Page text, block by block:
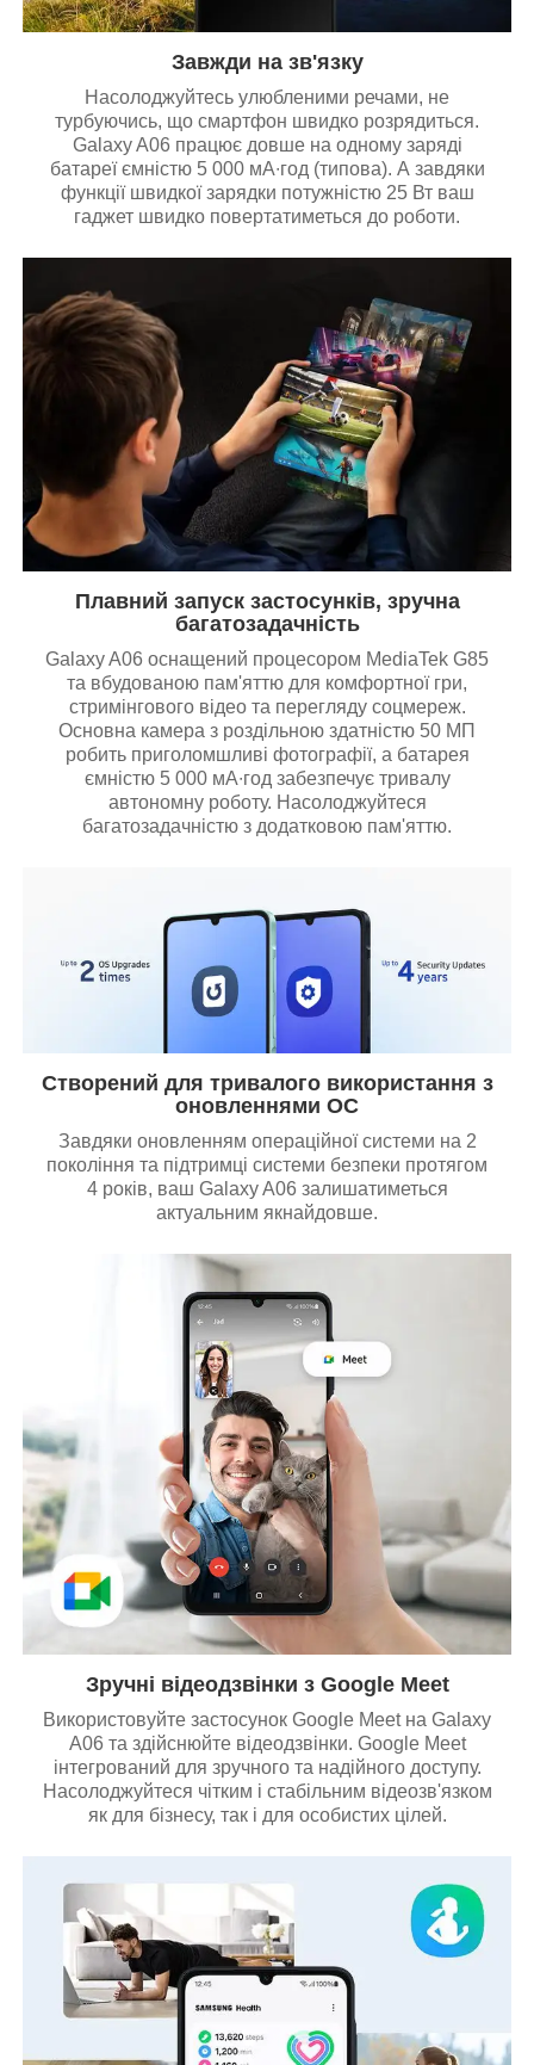
Завжди на зв'язку
Насолоджуйтесь улюбленими речами, не
турбуючись, що смартфон швидко розрядиться.
Galaxy A06 працює довше на одному заряді
батареї ємністю 5 000 мА∙год (типова). А завдяки
функції швидкої зарядки потужністю 25 Вт ваш
гаджет швидко повертатиметься до роботи.
Плавний запуск застосунків, зручна
багатозадачність
Galaxy A06 оснащений процесором MediaTek G85
та вбудованою пам'яттю для комфортної гри,
стримінгового відео та перегляду соцмереж.
Основна камера з роздільною здатністю 50 МП
робить приголомшливі фотографії, а батарея
ємністю 5 000 мА∙год забезпечує тривалу
автономну роботу. Насолоджуйтеся
багатозадачністю з додатковою пам'яттю.
Створений для тривалого використання з
оновленнями ОС
Завдяки оновленням операційної системи на 2
покоління та підтримці системи безпеки протягом
4 років, ваш Galaxy A06 залишатиметься
актуальним якнайдовше.
Зручні відеодзвінки з Google Meet
Використовуйте застосунок Google Meet на Galaxy
A06 та здійснюйте відеодзвінки. Google Meet
інтегрований для зручного та надійного доступу.
Насолоджуйтеся чітким і стабільним відеозв'язком
як для бізнесу, так і для особистих цілей.